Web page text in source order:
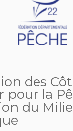
des
pour la
du